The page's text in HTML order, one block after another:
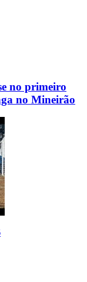
no primeiro
no Mineirão